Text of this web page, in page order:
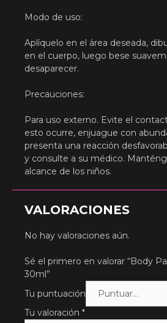
Modo de uso:
Aplíquelo en el área deseada,
en el cuerpo, luego bese
desaparecer.
Precauciones:
Para uso externo. Evite el
esto ocurre, enjuague con
presenta una reacción
y consulte a su médico.
alcance de los niños.
VALORACIONES
No hay valoraciones aún.
Sé el primero en valorar “Body
30ml”
Tu puntuación
Tu valoración *